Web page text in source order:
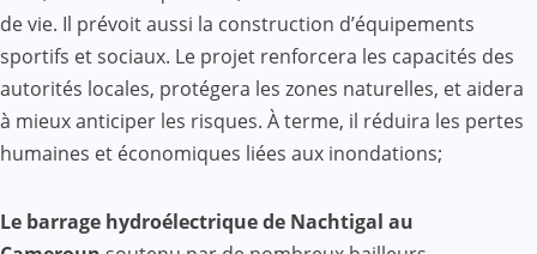
de vie. Il prévoit aussi la construction d’équipements
sportifs et sociaux. Le projet renforcera les capacités des
autorités locales, protégera les zones naturelles, et aidera
à mieux anticiper les risques. À terme, il réduira les pertes
humaines et économiques liées aux inondations;
Le barrage hydroélectrique de Nachtigal au